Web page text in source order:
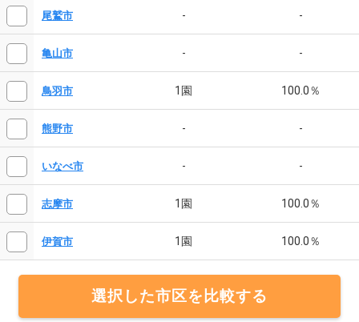
尾鷲市 - -
亀山市 - -
鳥羽市 1園 100.0％
熊野市 - -
いなべ市 - -
志摩市 1園 100.0％
伊賀市 1園 100.0％
選択した市区を比較する